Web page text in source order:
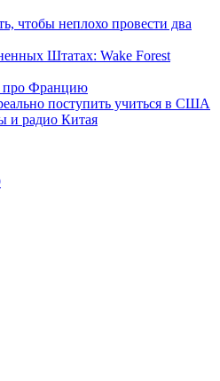
чтобы неплохо провести два
Штатах: Wake Forest
про Францию
поступить учиться в США
и радио Китая